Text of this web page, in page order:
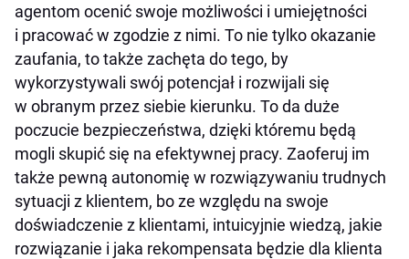
agentom ocenić swoje możliwości i umiejętności
i pracować w zgodzie z nimi. To nie tylko okazanie
zaufania, to także zachęta do tego, by
wykorzystywali swój potencjał i rozwijali się
w obranym przez siebie kierunku. To da duże
poczucie bezpieczeństwa, dzięki któremu będą
mogli skupić się na efektywnej pracy. Zaoferuj im
także pewną autonomię w rozwiązywaniu trudnych
sytuacji z klientem, bo ze względu na swoje
doświadczenie z klientami, intuicyjnie wiedzą, jakie
rozwiązanie i jaka rekompensata będzie dla klienta